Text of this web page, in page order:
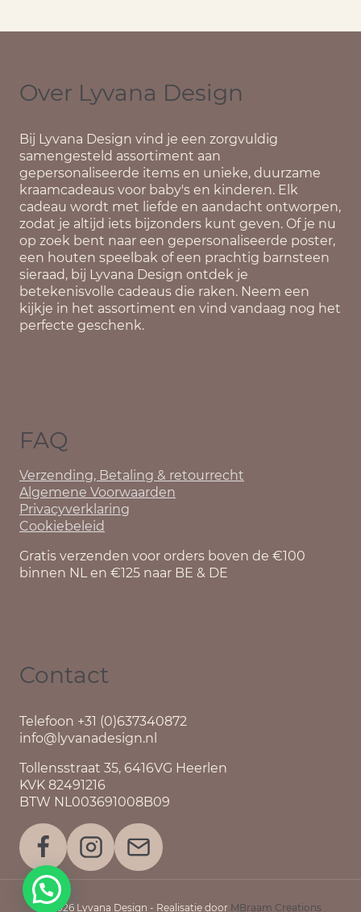
Over Lyvana Design
Bij Lyvana Design vind je een zorgvuldig
samengesteld assortiment aan
gepersonaliseerde items en unieke, duurzame
kraamcadeaus voor baby's en kinderen. Elk
cadeau wordt met liefde en aandacht ontworpen,
zodat je altijd iets bijzonders kunt geven. Of je nu
op zoek bent naar een gepersonaliseerde poster,
een houten speelbak of een prachtig barnsteen
sieraad, bij Lyvana Design ontdek je
betekenisvolle cadeaus die raken. Neem een
kijkje in het assortiment en vind vandaag nog het
perfecte geschenk.
FAQ
Verzending, Betaling & retourrecht
Algemene Voorwaarden
Privacyverklaring
Cookiebeleid
Gratis verzenden voor orders boven de €100
binnen NL en €125 naar BE & DE
Contact
Telefoon +31 (0)637340872
info@lyvanadesign.nl
Tollensstraat 35, 6416VG Heerlen
KVK 82491216
BTW NL003691008B09
© 2026 Lyvana Design - Realisatie door MBraam Creations